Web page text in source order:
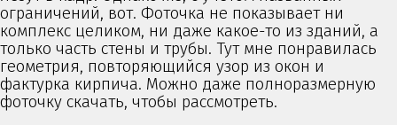
ограничений, вот. Фоточка не показывает ни
комплекс целиком, ни даже какое-то из зданий, а
только часть стены и трубы. Тут мне понравилась
геометрия, повторяющийся узор из окон и
фактурка кирпича. Можно даже полноразмерную
фоточку скачать, чтобы рассмотреть.